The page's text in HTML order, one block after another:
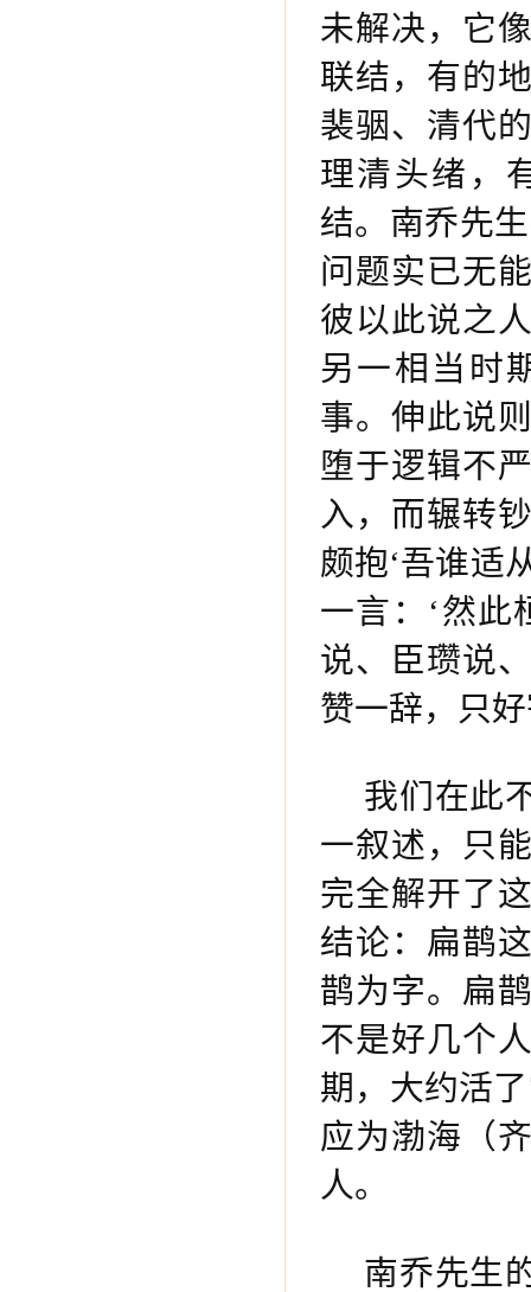
未解决，它
联结，有的
裴骃、清代
理清头绪，
结。南乔先
问题实已无
彼以此说之
另一相当时
事。伸此说
堕于逻辑不
入，而辗转
颇抱‘吾谁适
一言：‘然此
说、臣瓒说
赞一辞，只
我们在此
一叙述，只
完全解开了
结论：扁鹊
鹊为字。扁
不是好几个
期，大约活
应为渤海（
人。
南乔先生